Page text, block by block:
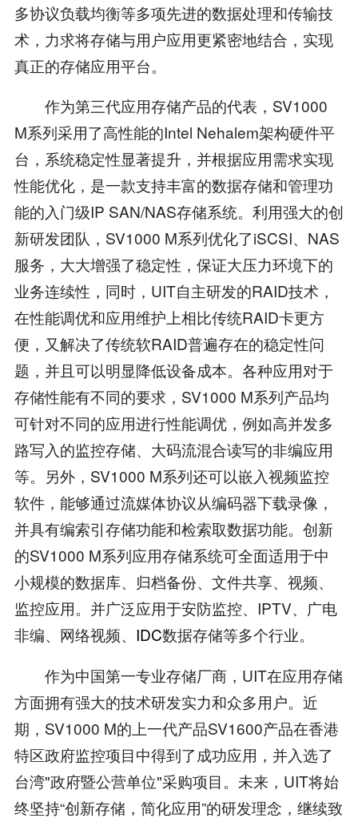
多协议负载均衡等多项先进的数据处理和传输技
术，力求将存储与用户应用更紧密地结合，实现
真正的存储应用平台。
作为第三代应用存储产品的代表，SV1000
M系列采用了高性能的Intel Nehalem架构硬件平
台，系统稳定性显著提升，并根据应用需求实现
性能优化，是一款支持丰富的数据存储和管理功
能的入门级IP SAN/NAS存储系统。利用强大的创
新研发团队，SV1000 M系列优化了iSCSI、NAS
服务，大大增强了稳定性，保证大压力环境下的
业务连续性，同时，UIT自主研发的RAID技术，
在性能调优和应用维护上相比传统RAID卡更方
便，又解决了传统软RAID普遍存在的稳定性问
题，并且可以明显降低设备成本。各种应用对于
存储性能有不同的要求，SV1000 M系列产品均
可针对不同的应用进行性能调优，例如高并发多
路写入的监控存储、大码流混合读写的非编应用
等。另外，SV1000 M系列还可以嵌入视频监控
软件，能够通过流媒体协议从编码器下载录像，
并具有编索引存储功能和检索取数据功能。创新
的SV1000 M系列应用存储系统可全面适用于中
小规模的数据库、归档备份、文件共享、视频、
监控应用。并广泛应用于安防监控、IPTV、广电
非编、网络视频、 IDC数据存储等多个行业。
作为中国第一专业存储厂商，UIT在应用存储
方面拥有强大的技术研发实力和众多用户。近
期，SV1000 M的上一代产品SV1600产品在香港
特区政府监控项目中得到了成功应用，并入选了
台湾"政府暨公营单位"采购项目。未来，UIT将始
终坚持“创新存储，简化应用”的研发理念，继续致